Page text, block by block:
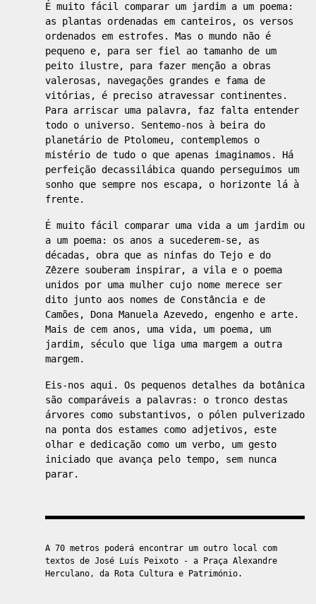
É muito fácil comparar um jardim a um poema:
as plantas ordenadas em canteiros, os versos
ordenados em estrofes. Mas o mundo não é
pequeno e, para ser fiel ao tamanho de um
peito ilustre, para fazer menção a obras
valerosas, navegações grandes e fama de
vitórias, é preciso atravessar continentes.
Para arriscar uma palavra, faz falta entender
todo o universo. Sentemo-nos à beira do
planetário de Ptolomeu, contemplemos o
mistério de tudo o que apenas imaginamos. Há
perfeição decassilábica quando perseguimos um
sonho que sempre nos escapa, o horizonte lá à
frente.
É muito fácil comparar uma vida a um jardim ou
a um poema: os anos a sucederem-se, as
décadas, obra que as ninfas do Tejo e do
Zêzere souberam inspirar, a vila e o poema
unidos por uma mulher cujo nome merece ser
dito junto aos nomes de Constância e de
Camões, Dona Manuela Azevedo, engenho e arte.
Mais de cem anos, uma vida, um poema, um
jardim, século que liga uma margem a outra
margem.
Eis-nos aqui. Os pequenos detalhes da botânica
são comparáveis a palavras: o tronco destas
árvores como substantivos, o pólen pulverizado
na ponta dos estames como adjetivos, este
olhar e dedicação como um verbo, um gesto
iniciado que avança pelo tempo, sem nunca
parar.
A 70 metros poderá encontrar um outro local com
textos de José Luís Peixoto - a Praça Alexandre
Herculano, da Rota Cultura e Património.